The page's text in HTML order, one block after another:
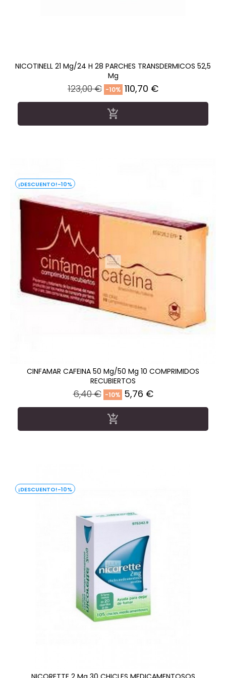
NICOTINELL 21 Mg/24 H 28 PARCHES TRANSDERMICOS 52,5
Mg
Precio
regular
123,00 € -10% Precio
110,70 €

-10%
CINFAMAR CAFEINA 50 Mg/50 Mg 10 COMPRIMIDOS
RECUBIERTOS
Precio
regular
6,40 € -10% Precio
5,76 €

-10%